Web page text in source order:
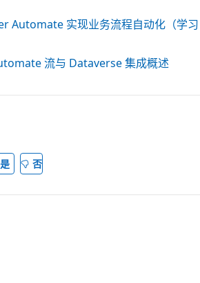
Automate 实现业务流程自动化（学习
流与 Dataverse 集成概述
是 否